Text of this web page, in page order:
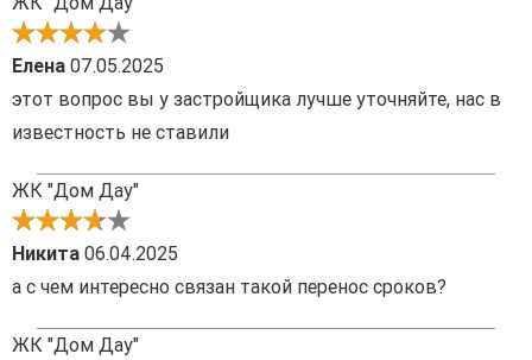
Елена 07.05.2025
этот вопрос вы у застройщика лучше уточняйте, нас в
известность не ставили
ЖК "Дом Дау"
Никита 06.04.2025
а с чем интересно связан такой перенос сроков?
ЖК "Дом Дау"